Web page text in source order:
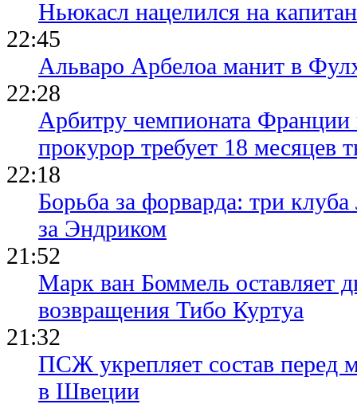
Ньюкасл нацелился на
22:45
Альваро Арбелоа манит в
22:28
Арбитру чемпионата Франции
прокурор требует 18 месяцев
22:18
Борьба за форварда: три
за Эндриком
21:52
Марк ван Боммель оставляет
возвращения Тибо Куртуа
21:32
ПСЖ укрепляет состав перед
в Швеции